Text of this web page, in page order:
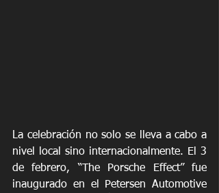
La celebración no solo se lleva a cabo a
nivel local sino internacionalmente. El 3
de febrero, “The Porsche Effect” fue
inaugurado en el Petersen Automotive